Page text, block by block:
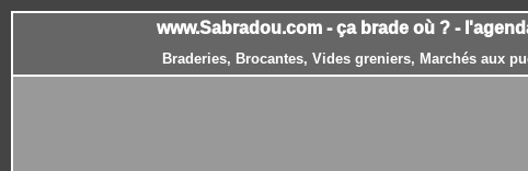
www.Sabradou.com - ça brade où ? -
Braderies, Brocantes, Vides greniers, Marchés aux